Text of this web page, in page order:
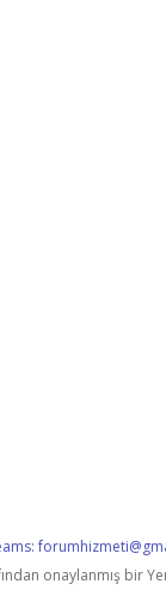
onaylanmış